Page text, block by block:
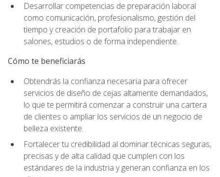
Desarrollar competencias de preparación laboral
como comunicación, profesionalismo, gestión del
tiempo y creación de portafolio para trabajar en
salones, estudios o de forma independiente.
Cómo te beneficiarás
Obtendrás la confianza necesaria para ofrecer
servicios de diseño de cejas altamente demandados,
lo que te permitirá comenzar a construir una cartera
de clientes o ampliar los servicios de un negocio de
belleza existente.
Fortalecer tu credibilidad al dominar técnicas seguras,
precisas y de alta calidad que cumplen con los
estándares de la industria y generan confianza en los